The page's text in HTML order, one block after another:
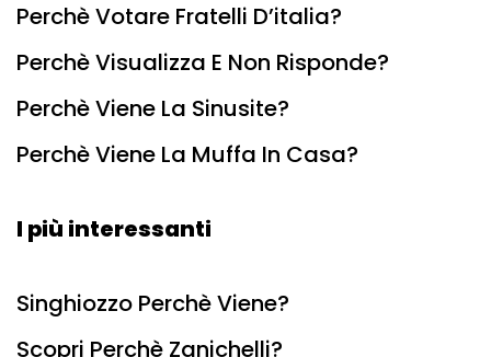
Perchè Votare Fratelli D’italia?
Perchè Visualizza E Non Risponde?
Perchè Viene La Sinusite?
Perchè Viene La Muffa In Casa?
I più interessanti
Singhiozzo Perchè Viene?
Scopri Perchè Zanichelli?